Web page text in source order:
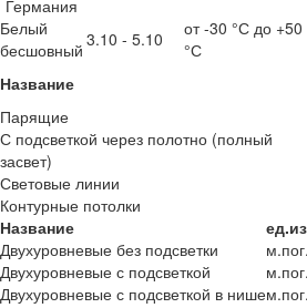
Германия
Белый
бесшовный 3.10 - 5.10
от -30 °С до +50
°С
Название
Парящие
С подсветкой через полотно (полный
засвет)
Световые линии
Контурные потолки
Название
Двухуровневые без подсветки
м.пог.
Двухуровневые с подсветкой
м.пог.
Двухуровневые с подсветкой в нишем.пог.